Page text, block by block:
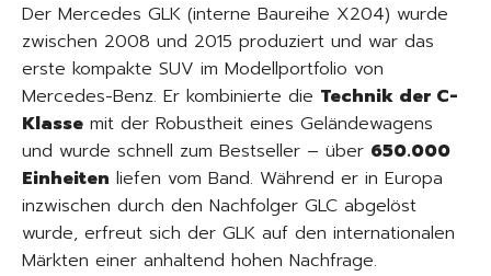
Der Mercedes GLK (interne Baureihe X204) wurde
zwischen 2008 und 2015 produziert und war das
erste kompakte SUV im Modellportfolio von
Mercedes-Benz. Er kombinierte die Technik der C-
Klasse mit der Robustheit eines Geländewagens
und wurde schnell zum Bestseller – über 650.000
Einheiten liefen vom Band. Während er in Europa
inzwischen durch den Nachfolger GLC abgelöst
wurde, erfreut sich der GLK auf den internationalen
Märkten einer anhaltend hohen Nachfrage.